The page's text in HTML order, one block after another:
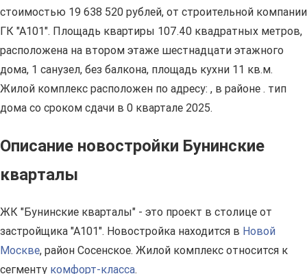
стоимостью 19 638 520 рублей, от строительной компании
ГК "А101". Площадь квартиры 107.40 квадратных метров,
расположена на втором этаже шестнадцати этажного
дома, 1 санузел, без балкона, площадь кухни 11 кв.м.
Жилой комплекс расположен по адресу: , в районе . тип
дома со сроком сдачи в 0 квартале 2025.
Описание новостройки Бунинские
кварталы
ЖК "Бунинские кварталы" - это проект в столице от
застройщика "А101". Новостройка находится в Новой
Москве, район Сосенское. Жилой комплекс относится к
сегменту комфорт-класса.